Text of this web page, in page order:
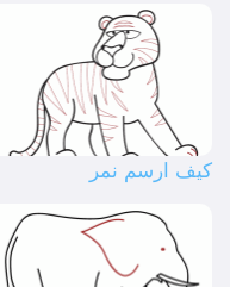
كيف ارسم نمر